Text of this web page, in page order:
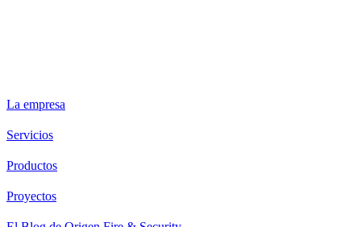
La empresa
Servicios
Productos
Proyectos